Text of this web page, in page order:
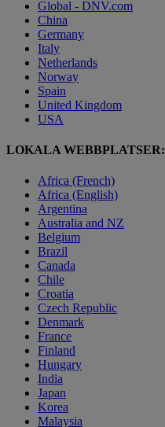
Global - DNV.com
China
Germany
Italy
Netherlands
Norway
Spain
United Kingdom
USA
LOKALA WEBBPLATSER:
Africa (French)
Africa (English)
Argentina
Australia and NZ
Belgium
Brazil
Canada
Chile
Croatia
Czech Republic
Denmark
France
Finland
Hungary
India
Japan
Korea
Malaysia